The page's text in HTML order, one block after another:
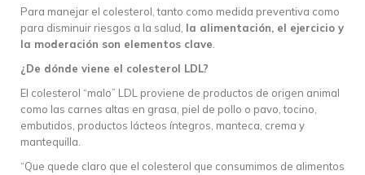
Para manejar el colesterol, tanto como medida preventiva como
para disminuir riesgos a la salud, la alimentación, el ejercicio y
la moderación son elementos clave.
¿De dónde viene el colesterol LDL?
El colesterol “malo” LDL proviene de productos de origen animal
como las carnes altas en grasa, piel de pollo o pavo, tocino,
embutidos, productos lácteos íntegros, manteca, crema y
mantequilla.
“Que quede claro que el colesterol que consumimos de alimentos